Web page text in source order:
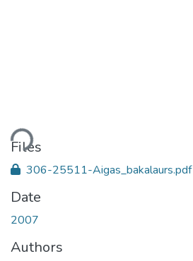
Files
306-25511-Aigas_bakalaurs.pdf
Date
2007
Authors